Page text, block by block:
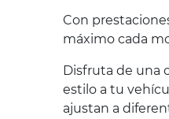
Con
máximo cada
Disfruta de una
estilo a tu
ajustan a